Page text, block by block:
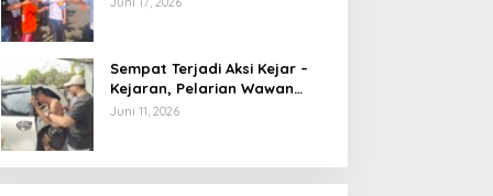
Sempat Terjadi Aksi Kejar –
Kejaran, Pelarian Wawan
Berakhir di Tangan Tim
Juni 11, 2026